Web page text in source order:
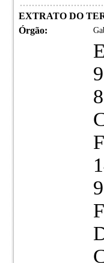
EXTRATO DO
Órgão: